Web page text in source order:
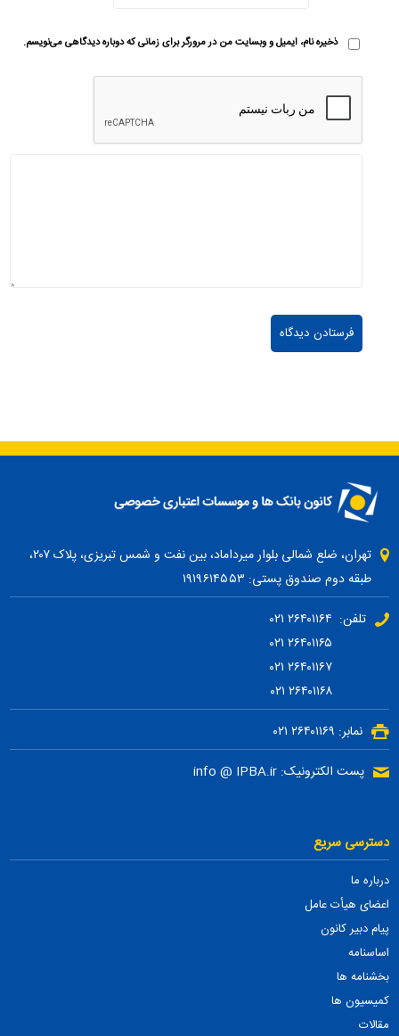
ذخیره نام، ایمیل و وبسایت من در مرورگر برای زمانی که دوباره دیدگاهی می‌نویسم.
تهران، ضلع شمالی بلوار میرداماد، بین نفت و شمس تبریزی، پلاک ۲۰۷،
طبقه دوم صندوق پستی: ۱۹۱۹۶۱۴۵۵۳
تلفن: ۲۶۴۰۱۱۶۴ ۰۲۱
۲۶۴۰۱۱۶۷ ۰۲۱
۲۶۴۰۱۱۶۸ ۰۲۱
نمابر: ۲۶۴۰۱۱۶۹ ۰۲۱
پست الکترونیک: info @ IPBA.ir
دسترسی سریع
درباره ما
اعضای هیأت عامل
پیام دبیر کانون
اساسنامه
بخشنامه ها
کمیسیون ها
مقالات